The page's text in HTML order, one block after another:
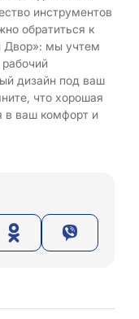
инструментов
обратиться к
Двор»: мы учтем
дизайн под ваш
что хорошая
в ваш комфорт и